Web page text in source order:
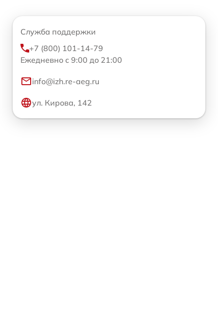
Служба поддержки
+7 (800) 101-14-79
Ежедневно с 9:00 до 21:00
info@izh.re-aeg.ru
ул. Кирова, 142